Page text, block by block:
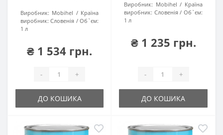
Виробник: Mobihel
Країна
виробник: Словенія
Об`єм:
1 л
₴ 1 534 грн.
- +
ДО КОШИКА
Виробник: Mobihel
Країна
виробник: Словенія
Об`єм:
1 л
₴ 1 235 грн.
- +
ДО КОШИКА